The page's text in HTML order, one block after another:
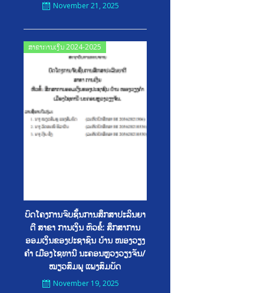
November 21, 2025
ສາຂາການເງິນ 2024-2025
ບົດໂຄງການຈົບຊັັ້ນການສຶກສາປະລິນຍາ
ຕີ ສາຂາ ການເງິນ ຫົວຂໍ້: ສຶກສາການ
ອອມເງິນຂອງປະຊາຊົນ ບ້ານ ໜອງວຽງ
ຄໍາ ເມືອງໄຊທານີ ນະຄອນຫຼວງວຽງຈັນ/
ໝຽວສົມພູ ແພງສົມບັດ
Posted
on
November 19, 2025